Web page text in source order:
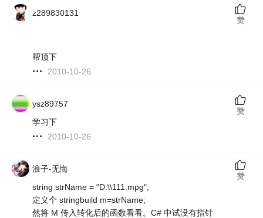
z289830131
帮顶下
2010-10-26
赞
ysz89757
学习下
2010-10-26
赞
浪子-无悔
string strName = "D:\\111.mpg";
定义个 stringbuild m=strName;
然将 M 传入转化后的函数看看。C# 中试没有指针
赞